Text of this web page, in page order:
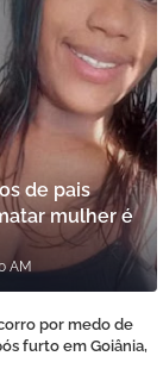
de pais
mulher é
AM
por medo de
furto em Goiânia,